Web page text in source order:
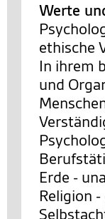
Werte
ethische
In ihrem
und
Erde -
Religion